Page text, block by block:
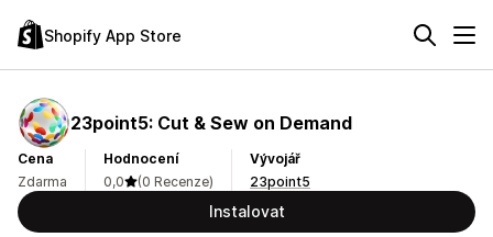
Shopify App Store
23point5: Cut & Sew on Demand
Cena
Zdarma
Hodnocení
0,0
(0 Recenze)
Vývojář
23point5
Instalovat